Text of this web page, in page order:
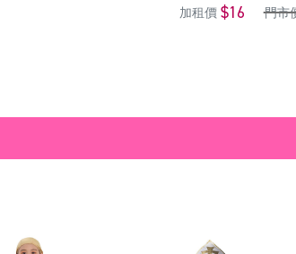
加租價 $16 門市